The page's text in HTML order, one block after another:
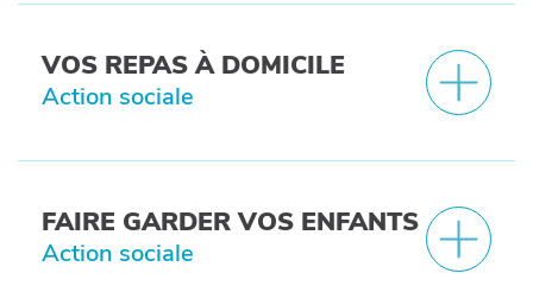
VOS REPAS À DOMICILE
Action sociale
FAIRE GARDER VOS ENFANTS
Action sociale